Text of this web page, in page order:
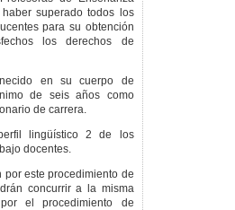
superado todos los
para su obtención
los derechos de
en su cuerpo de
de seis años como
de carrera.
lingüístico 2 de los
docentes.
por este procedimiento de
concurrir a la misma
el procedimiento de